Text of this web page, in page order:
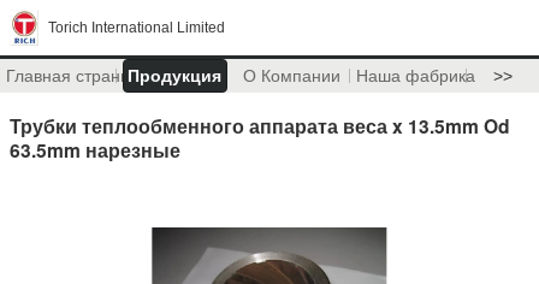
Torich International Limited
Главная страницаПродукция О Компании Наша фабрика >>
Трубки теплообменного аппарата веса x 13.5mm Od
63.5mm нарезные